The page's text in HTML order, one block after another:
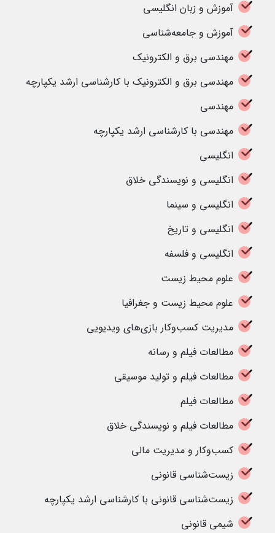
آموزش و زبان انگلیسی
آموزش و جامعه‌شناسی
مهندسی برق و الکترونیک
مهندسی برق و الکترونیک با کارشناسی ارشد یکپارچه
مهندسی
مهندسی با کارشناسی ارشد یکپارچه
انگلیسی
انگلیسی و نویسندگی خلاق
انگلیسی و سینما
انگلیسی و تاریخ
انگلیسی و فلسفه
علوم محیط زیست
علوم محیط زیست و جغرافیا
مدیریت کسب‌وکار بازی‌های ویدیویی
مطالعات فیلم و رسانه
مطالعات فیلم و تولید موسیقی
مطالعات فیلم
مطالعات فیلم و نویسندگی خلاق
کسب‌وکار و مدیریت مالی
زیست‌شناسی قانونی
زیست‌شناسی قانونی با کارشناسی ارشد یکپارچه
شیمی قانونی